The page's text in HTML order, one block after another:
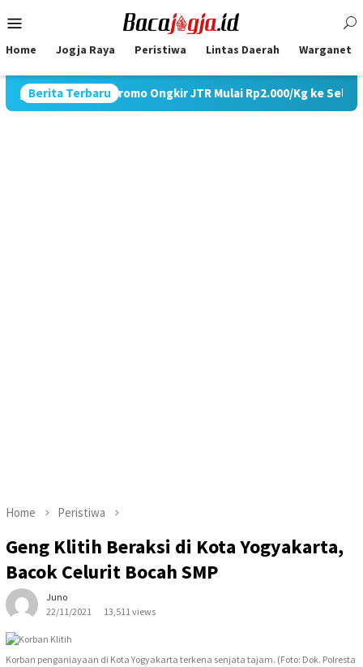
to
Menu
Home Jogja Raya Peristiwa Lintas Daerah Warganet
Berita Terbaru
Gelar Promo Ongkir JTR Mulai Rp2.000/Kg ke Seluruh Pulau
Home Peristiwa
Geng Klitih Beraksi di Kota Yogyakarta,
Bacok Celurit Bocah SMP
Juno
22/11/2021
13,511 views
Korban penganiayaan di Kota Yogyakarta terkena senjata tajam. (Foto: Dok. Polresta